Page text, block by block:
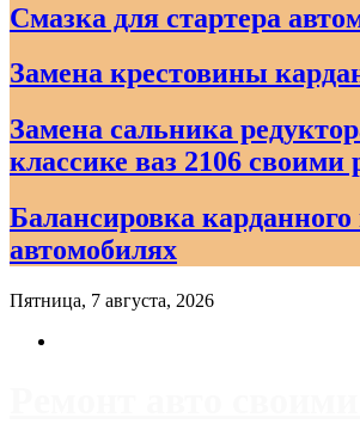
Смазка для стартера
Замена крестовины
Замена сальника
классике ваз 2106 своими
Балансировка карданного
автомобилях
Пятница, 7 августа, 2026